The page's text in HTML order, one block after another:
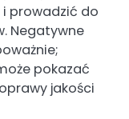
prowadzić do
Negatywne
pokazać
jakości